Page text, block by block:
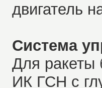
двигатель
Система
Для ракеты
ИК ГСН с